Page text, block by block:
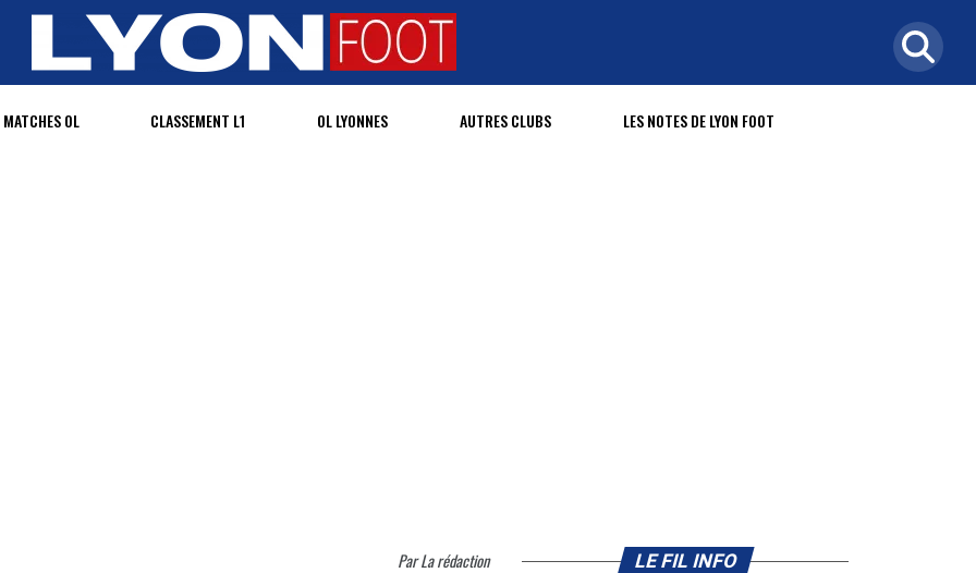
MATCHES OL CLASSEMENT L1 OL LYONNES AUTRES CLUBS LES NOTES DE LYON FOOT
ParLa rédaction LE FIL INFO